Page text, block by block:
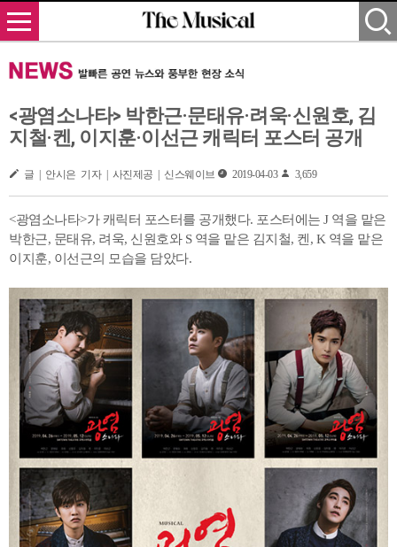
<광염소나타> 박한근·문태유·려욱·신원호, 김
지철·켄, 이지훈·이선근 캐릭터 포스터 공개
글 | 안시은 기자 | 사진제공 | 신스웨이브 2019-04-03 3,659
<광염소나타>가 캐릭터 포스터를 공개했다. 포스터에는 J 역을 맡은
박한근, 문태유, 려욱, 신원호와 S 역을 맡은 김지철, 켄, K 역을 맡은
이지훈, 이선근의 모습을 담았다.